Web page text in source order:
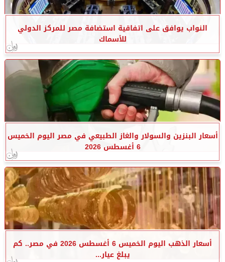
النواب يوافق على اتفاقية استضافة مصر للمركز الدولي
للأسماك
أسعار البنزين والسولار والغاز الطبيعي في مصر اليوم الخميس
6 أغسطس 2026
أسعار الذهب اليوم الخميس 6 أغسطس 2026 في مصر.. كم
يبلغ عيار...